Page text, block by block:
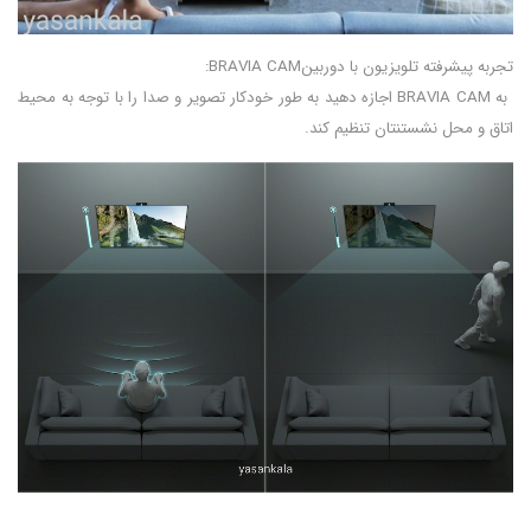
تجربه پیشرفته تلویزیون با دوربینBRAVIA CAM:
به BRAVIA CAM اجازه دهید به طور خودکار تصویر و صدا را با توجه به محیط
اتاق و محل نشستنتان تنظیم کند.